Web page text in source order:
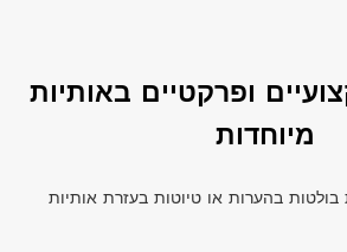
ופרקטיים באותיות
מיוחדות
בולטות בהערות או טיוטות בעזרת אותיות